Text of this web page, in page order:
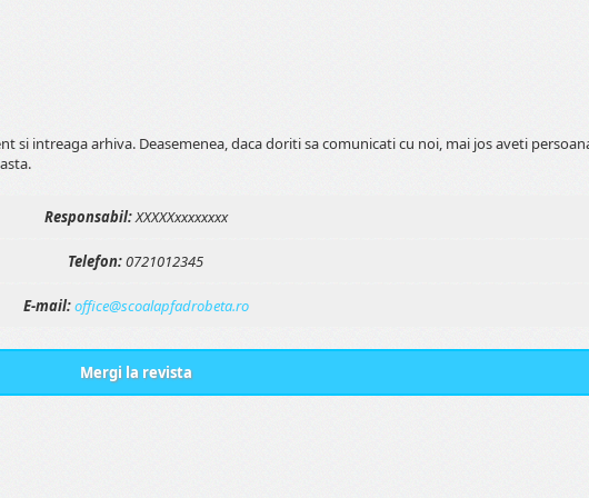
si intreaga arhiva. Deasemenea, daca doriti sa comunicati cu noi, mai jos aveti
Responsabil:XXXXXxxxxxxxx
Telefon:0721012345
E-mail:office@scoalapfadrobeta.ro
Mergi la revista